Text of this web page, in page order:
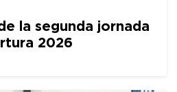
la segunda jornada
2026